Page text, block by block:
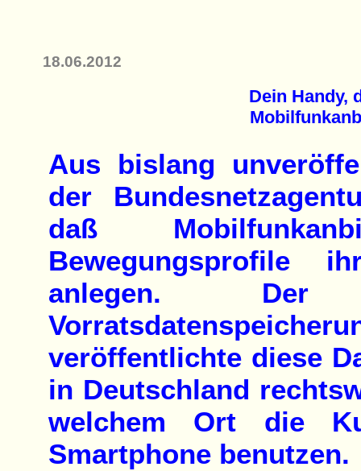
18.06.2012
Dein Handy,
Aus bislang
der
daß
Bewegungsprofile
anlegen. Der
veröffentlichte diese
in Deutschland
welchem Ort die
Smartphone benutzen.